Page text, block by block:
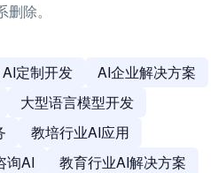
除。
AI定制开发
AI企业解决方案
大型语言模型开发
教培行业AI应用
询AI
教育行业AI解决方案